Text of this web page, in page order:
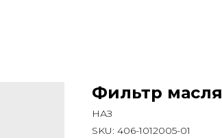
Фильтр
НАЗ
SKU: 406-1012005-01